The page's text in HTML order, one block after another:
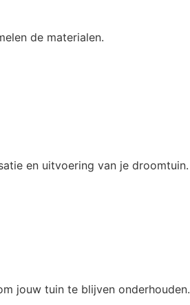
de materialen.
en uitvoering van je droomtuin.
jouw tuin te blijven onderhouden.